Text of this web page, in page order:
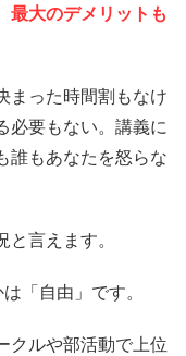
大のデメリットも
まった時間割もなけ
必要もない。講義に
誰もあなたを怒らな
言えます。
「自由」です。
クルや部活動で上位